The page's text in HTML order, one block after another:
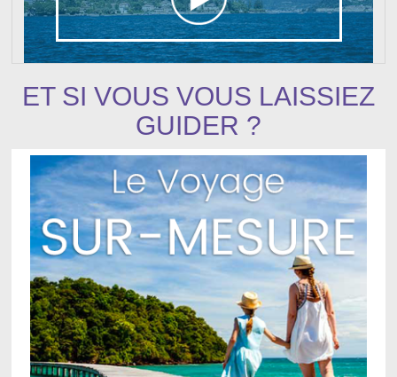
ET SI VOUS VOUS LAISSIEZ
GUIDER ?